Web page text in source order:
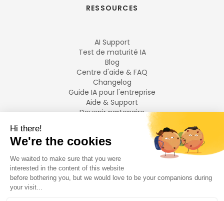
RESSOURCES
AI Support
Test de maturité IA
Blog
Centre d'aide & FAQ
Changelog
Guide IA pour l'entreprise
Aide & Support
Devenir partenaire
LANGUES
Français
English